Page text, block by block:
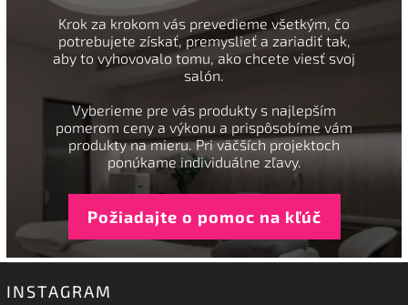
Krok za krokom vás prevedieme všetkým, čo
potrebujete získať, premyslieť a zariadiť tak,
aby to vyhovovalo tomu, ako chcete viesť svoj
salón.
Vyberieme pre vás produkty s najlepším
pomerom ceny a výkonu a prispôsobíme vám
produkty na mieru. Pri väčších projektoch
ponúkame individuálne zľavy.
Požiadajte o pomoc na kľúč
INSTAGRAM